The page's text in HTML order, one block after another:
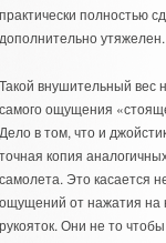
полностью
утяжелен.
внушительный вес
ощущения
в том, что и
копия
Это касается
от нажатия на
Они не то